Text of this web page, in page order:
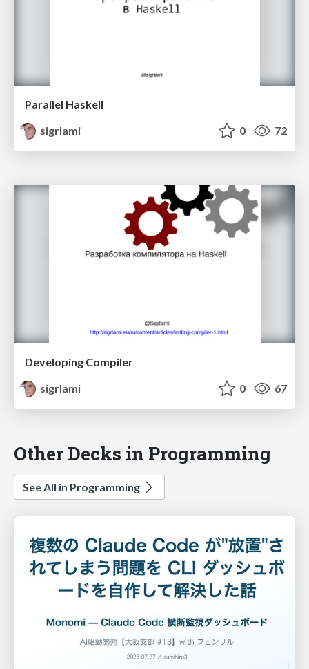
Parallel Haskell
sigrlami
0 72
Developing Compiler
sigrlami
0 67
Other Decks in Programming
See All in Programming